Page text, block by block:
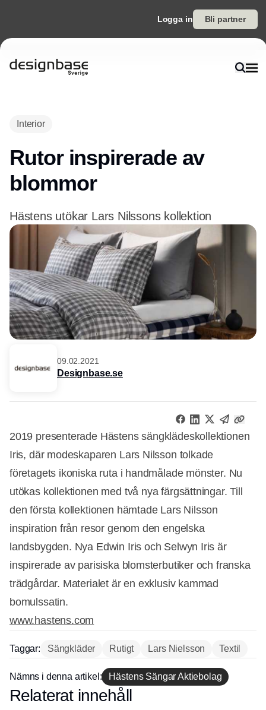
Logga in Bli partner
Interior
Rutor inspirerade av
blommor
Hästens utökar Lars Nilssons kollektion
09.02.2021
Designbase.se
2019 presenterade Hästens sängklädeskollektionen
Iris, där modeskaparen Lars Nilsson tolkade
företagets ikoniska ruta i handmålade mönster. Nu
utökas kollektionen med två nya färgsättningar. Till
den första kollektionen hämtade Lars Nilsson
inspiration från resor genom den engelska
landsbygden. Nya Edwin Iris och Selwyn Iris är
inspirerade av parisiska blomsterbutiker och franska
trädgårdar. Materialet är en exklusiv kammad
bomulssatin.
www.hastens.com
Annons
Taggar: Sängkläder Rutigt Lars Nielsson Textil
Nämns i denna artikel: Hästens Sängar Aktiebolag
Annons
Relaterat innehåll